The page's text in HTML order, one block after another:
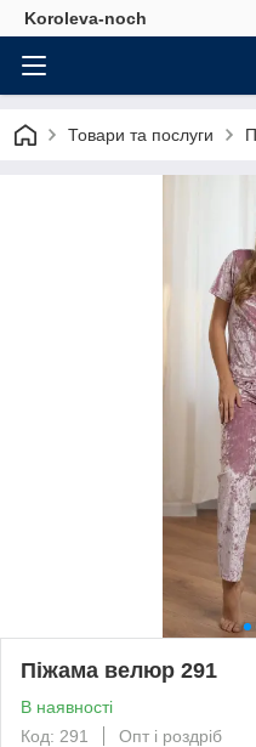
Koroleva-noch
Товари та послуги
Піжама велюр 291
В наявності
Код: 291
Опт і роздріб